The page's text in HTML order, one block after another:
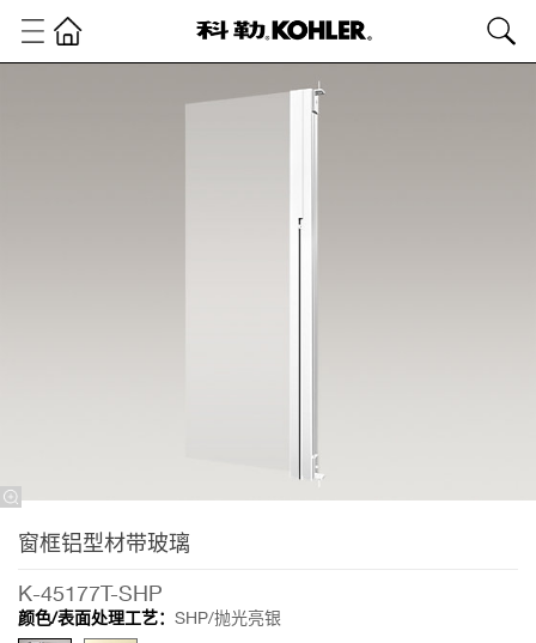
材
窗框铝型材带玻璃
K-45177T-SHP
颜色/表面处理工艺： SHP/抛光亮银